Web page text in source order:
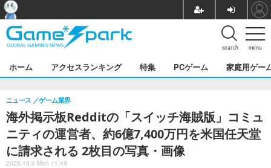
menu
search
ホーム アクセスランキング 特集 PCゲーム 家庭用ゲー
海外掲示板Redditの「スイッチ海賊版」コミュ
ニティの運営者、約6億7,400万円を米国任天堂
に請求される 2枚目の写真・画像
ニュース ゲーム業界
2025.10.6 Mon 11:49